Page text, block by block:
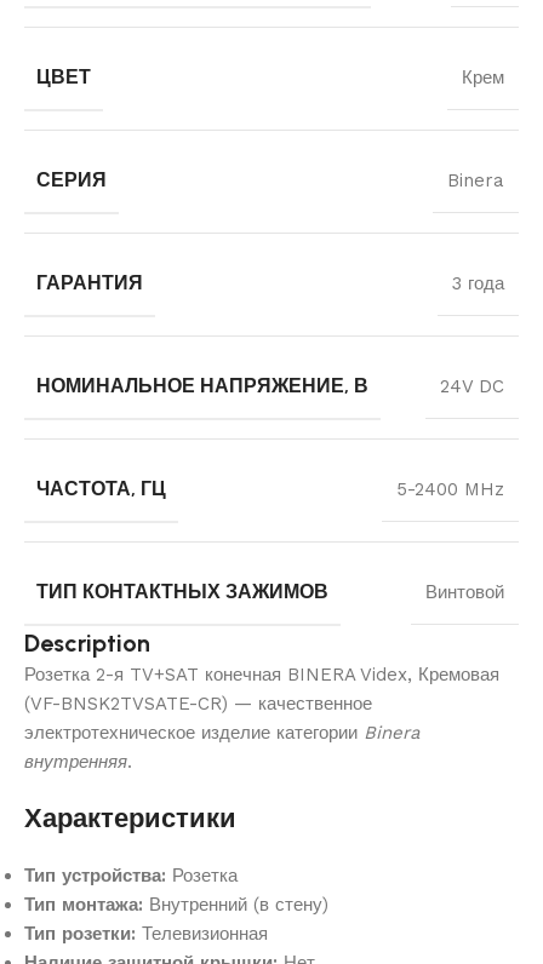
ЦВЕТ Крем
СЕРИЯ Binera
ГАРАНТИЯ 3 года
НОМИНАЛЬНОЕ НАПРЯЖЕНИЕ, В 24V DC
ЧАСТОТА, ГЦ 5-2400 MHz
ТИП КОНТАКТНЫХ ЗАЖИМОВ Винтовой
Description
Розетка 2-я TV+SAT конечная BINERA Videx, Кремовая
(VF-BNSK2TVSATE-CR) — качественное
электротехническое изделие категории Binera
внутренняя.
Характеристики
Тип устройства: Розетка
Тип монтажа: Внутренний (в стену)
Тип розетки: Телевизионная